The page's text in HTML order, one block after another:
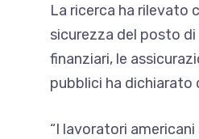
La ricerca ha rilevato
sicurezza del posto
finanziari, le
pubblici ha dichiarato
“I lavoratori